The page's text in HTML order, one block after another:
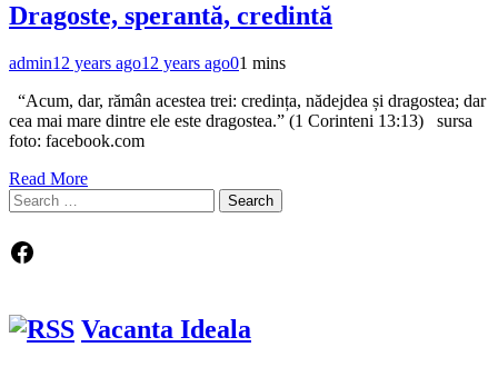
Dragoste, sperantă, credintă
admin12 years ago12 years ago01 mins
“Acum, dar, rămân acestea trei: credința, nădejdea și dragostea; dar
cea mai mare dintre ele este dragostea.” (1 Corinteni 13:13) sursa
foto: facebook.com
Read More
Search
for:
Facebook
Vacanta Ideala